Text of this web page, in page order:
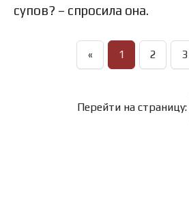
супов? – спросила она.
« 1 2 3
Перейти на страницу: